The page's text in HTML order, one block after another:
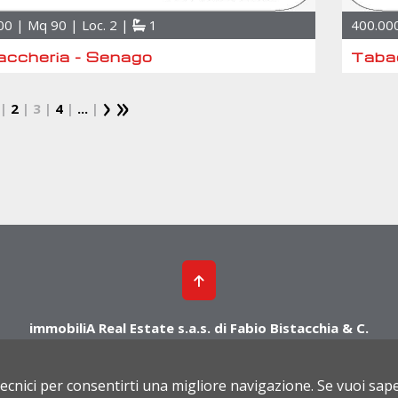
per consentirti una migliore navigazione. Se vuoi
| Mq 90 | Loc. 2 |
1
- Senago
| 2| 3 | 4| ... |
immobiliA Real Estate s.a.s. di Fabio Bistacchia & C.
| Rea MI 1609292 |Privacy|Cookies Policy|Powered by Cometa